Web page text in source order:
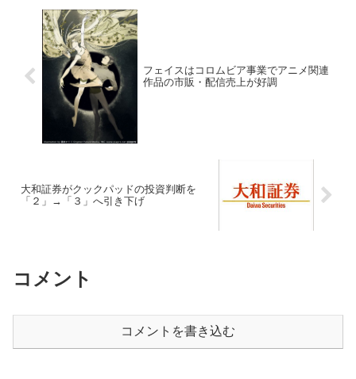
フェイスはコロムビア事業でアニメ関連
作品の市販・配信売上が好調
大和証券がクックパッドの投資判断を
「２」→「３」へ引き下げ
コメント
コメントを書き込む